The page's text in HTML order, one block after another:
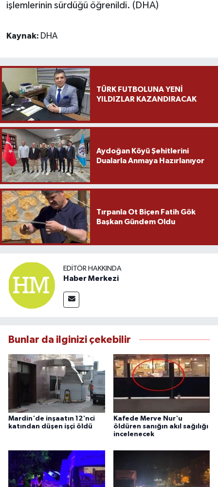
işlemlerinin sürdüğü öğrenildi. (DHA)
Kaynak: DHA
TÜRK FUTBOLUNA YENİ
YILDIZLAR KAZANDIRACAK
Aydoğan Köyü Şehitlerini
Dualarla Anmaya Hazırlanıyor
Tırpanla Ot Biçen Fatih Gök
Başkan Gündem Oldu
EDITÖR HAKKINDA
Haber Merkezi
Bunlar da ilginizi çekebilir
Mardin'de inşaatın 12'nci
katından düşen işçi öldü
Kafede Merve Nur'u
öldüren sanığın akıl sağılığı
incelenecek